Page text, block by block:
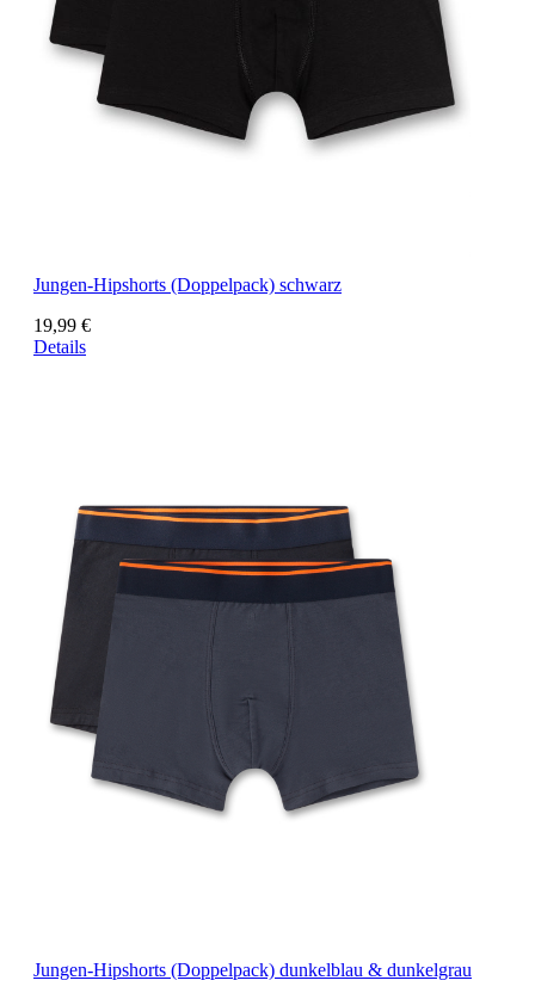
Jungen-Hipshorts (Doppelpack) schwarz
19,99 €
Details
Jungen-Hipshorts (Doppelpack) dunkelblau & dunkelgrau